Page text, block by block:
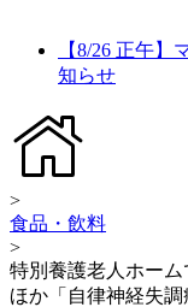
【8/26 正午】
知らせ
>
食品・飲料
>
特別養護老人ホー
ほか「自律神経失